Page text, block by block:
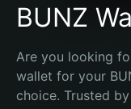
BUNZ
Are you looking
wallet for your
choice. Trusted